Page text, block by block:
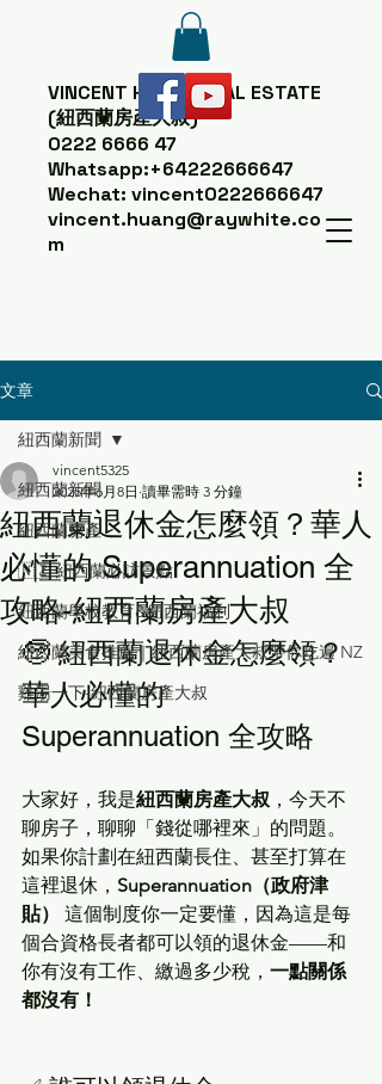
VINCENT HUANGREAL ESTATE
(紐西蘭房產大叔)
0222 6666 47
Whatsapp:+64222666647
Wechat: vincent0222666647
vincent.huang@raywhite.co
m
文章
紐西蘭新聞
紐西蘭房產
🇳🇿 紐西蘭必訪景點
紐西蘭學校教育&紐西蘭福利
紐西蘭美食推薦｜紐西蘭房產大叔帶你吃遍 NZ
雞湯一下-紐西蘭房產大叔
紐西蘭新聞
紐西蘭退休金怎麼領？華人
必懂的 Superannuation 全
攻略-紐西蘭房產大叔
vincent5325
2025年6月8日 讀畢需時 3 分鐘
🧓 紐西蘭退休金怎麼領？
華人必懂的
Superannuation 全攻略
大家好，我是紐西蘭房產大叔 ，今天不
聊房子，聊聊「錢從哪裡來」的問題。
如果你計劃在紐西蘭長住、甚至打算在
這裡退休， Superannuation（政府津
貼）
這個制度你一定要懂，因為這是每
個合資格長者都可以領的退休金——和
你有沒有工作、繳過多少稅， 一點關係
都沒有！